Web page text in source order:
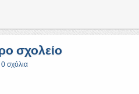
σχολείο
0 σχόλια